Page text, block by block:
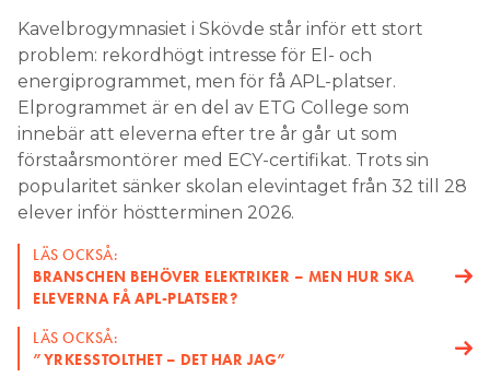
Kavelbrogymnasiet i Skövde står inför ett stort
problem: rekordhögt intresse för El- och
energiprogrammet, men för få APL-platser.
Elprogrammet är en del av ETG College som
innebär att eleverna efter tre år går ut som
förstaårsmontörer med ECY-certifikat. Trots sin
popularitet sänker skolan elevintaget från 32 till 28
elever inför höstterminen 2026.
LÄS OCKSÅ:
BRANSCHEN BEHÖVER ELEKTRIKER – MEN HUR SKA
ELEVERNA FÅ APL-PLATSER?
LÄS OCKSÅ:
”YRKESSTOLTHET – DET HAR JAG”